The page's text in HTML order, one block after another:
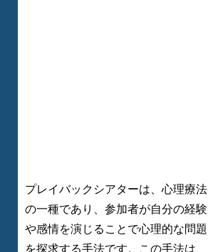
プレイバックシアターは、心理療法
の一種であり、参加者が自分の経験
や感情を演じることで心理的な問題
を探求する手法です。この手法は、